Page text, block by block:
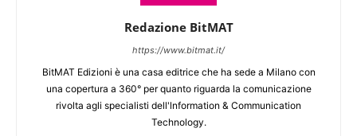
Redazione BitMAT
https://www.bitmat.it/
BitMAT Edizioni è una casa editrice che ha sede a Milano con
una copertura a 360° per quanto riguarda la comunicazione
rivolta agli specialisti dell'lnformation & Communication
Technology.